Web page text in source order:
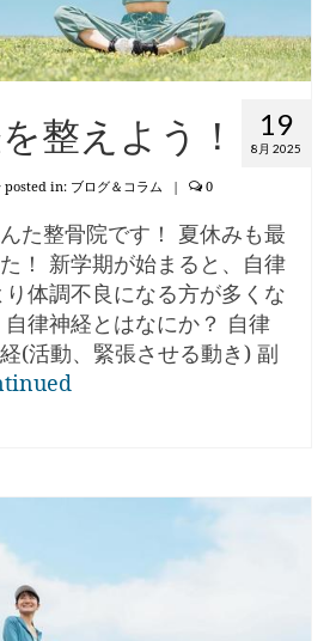
19
8月 2025
整えよう！
posted in: ブログ＆コラム | 0
た整骨院です！ 夏休みも最
！ 新学期が始まると、自律
体調不良になる方が多くな
自律神経とはなにか？ 自律
(活動、緊張させる動き) 副